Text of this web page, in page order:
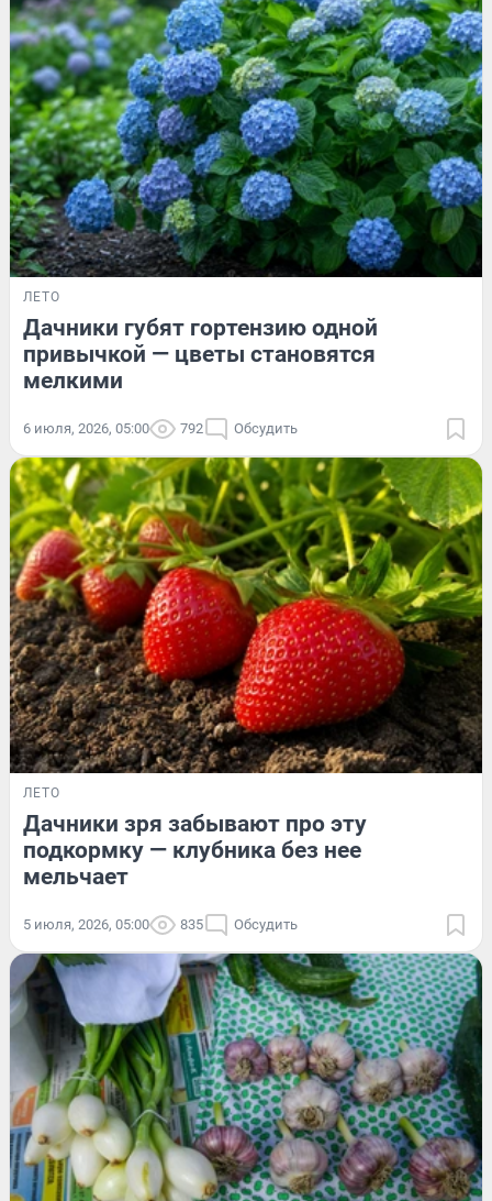
ЛЕТО
Дачники губят гортензию одной
привычкой — цветы становятся
мелкими
6 июля, 2026, 05:00 792 Обсудить
ЛЕТО
Дачники зря забывают про эту
подкормку — клубника без нее
мельчает
5 июля, 2026, 05:00 835 Обсудить